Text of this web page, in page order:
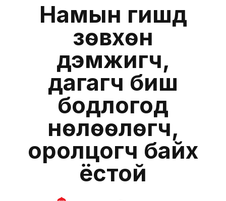
Намын гишүүд
зөвхөн
дэмжигч,
дагагч биш
бодлогод
нөлөөлөгч,
оролцогч байх
ёстой